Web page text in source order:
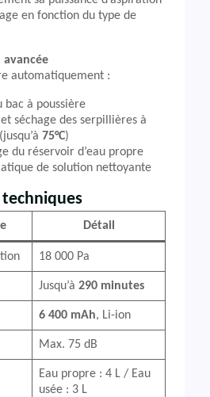
en fonction du type de
automatiquement :
bac à poussière
séchage des serpillières à
75°C)
du réservoir d’eau propre
de solution nettoyante
Détail
18 000 Pa
Jusqu’à 290 minutes
6 400 mAh, Li-ion
Max. 75 dB
Eau propre : 4 L / Eau
usée : 3 L